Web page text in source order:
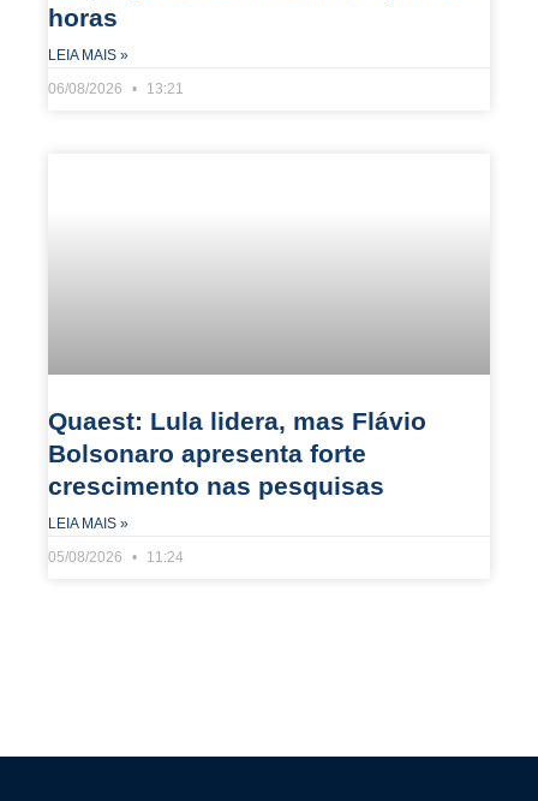
horas
LEIA MAIS »
06/08/2026
13:21
Quaest: Lula lidera, mas Flávio
Bolsonaro apresenta forte
crescimento nas pesquisas
LEIA MAIS »
05/08/2026
11:24